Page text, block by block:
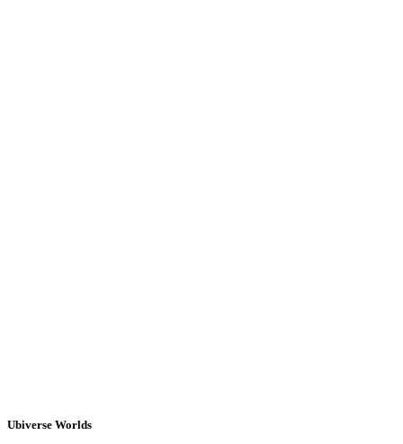
Ubiverse Worlds